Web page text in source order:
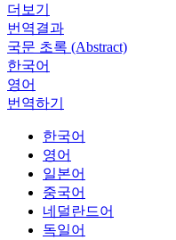
더보기
번역결과
국문 초록 (Abstract)
한국어
영어
번역하기
한국어
영어
일본어
중국어
네덜란드어
독일어